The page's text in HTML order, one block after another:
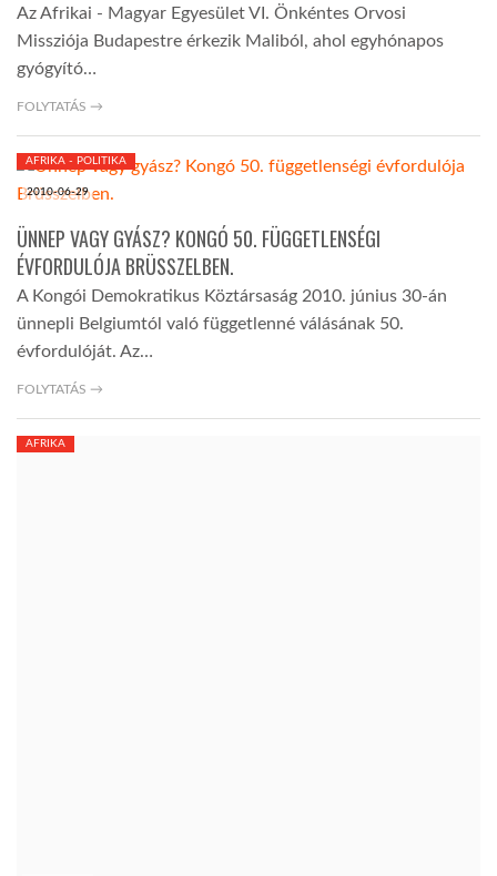
Az Afrikai - Magyar Egyesület VI. Önkéntes Orvosi
Missziója Budapestre érkezik Maliból, ahol egyhónapos
gyógyító…
FOLYTATÁS →
2010-06-29
AFRIKA - POLITIKA
ÜNNEP VAGY GYÁSZ? KONGÓ 50. FÜGGETLENSÉGI
ÉVFORDULÓJA BRÜSSZELBEN.
A Kongói Demokratikus Köztársaság 2010. június 30-án
ünnepli Belgiumtól való függetlenné válásának 50.
évfordulóját. Az…
FOLYTATÁS →
AFRIKA